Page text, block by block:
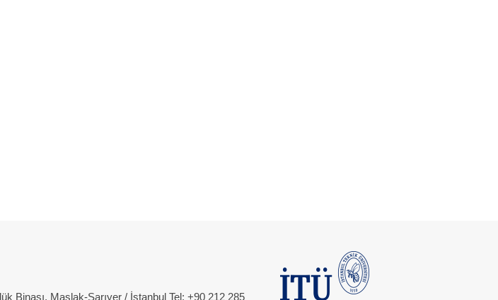
Binası, Maslak-Sarıyer / İstanbul Tel: +90 212 285